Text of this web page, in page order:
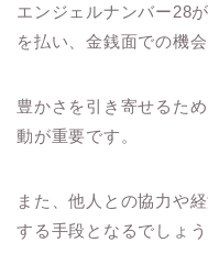
エンジェルナンバー28
を払い、金銭面での機
豊かさを引き寄せるた
動が重要です。
また、他人との協力や
する手段となるでしょう